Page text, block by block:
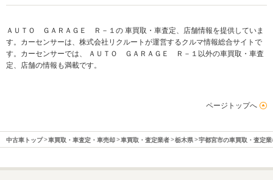
ＡＵＴＯ ＧＡＲＡＧＥ Ｒ－１の 車買取・車査定、店舗情報を提供していま
す。カーセンサーは、株式会社リクルートが運営するクルマ情報総合サイトで
す。カーセンサーでは、 ＡＵＴＯ ＧＡＲＡＧＥ Ｒ－１以外の車買取・車査
定、店舗の情報も満載です。
ページトップへ
中古車トップ 車買取・車査定・車売却 車買取・査定業者 栃木県 宇都宮市の車買取・査定業